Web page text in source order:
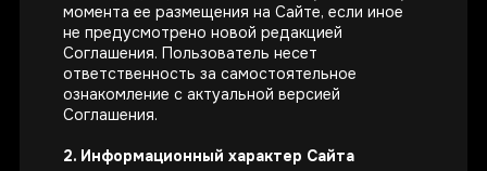
момента ее размещения на Сайте, если иное
не предусмотрено новой редакцией
Соглашения. Пользователь несет
ответственность за самостоятельное
ознакомление с актуальной версией
Соглашения.
2. Информационный характер Сайта